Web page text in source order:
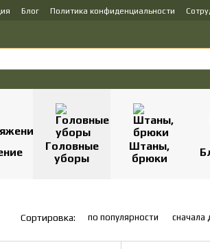
Блог Политика конфиденциальности
Головные
уборы
Штаны,
брюки
Сортировка: по популярности сначала